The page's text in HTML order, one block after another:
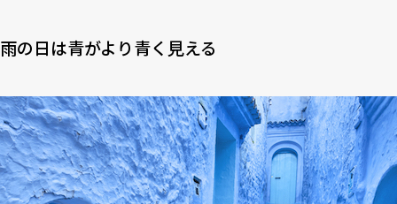
雨の日は青がより青く見える